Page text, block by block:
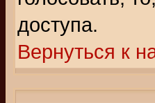
доступа.
Вернуться к